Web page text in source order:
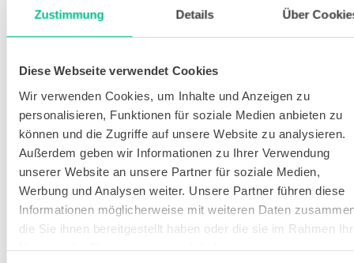
Zustimmung Details Über
Diese Webseite verwendet Cookies
Wir verwenden Cookies, um Inhalte und Anzeigen zu
personalisieren, Funktionen für soziale Medien anbieten zu
können und die Zugriffe auf unsere Website zu analysieren.
Außerdem geben wir Informationen zu Ihrer Verwendung
unserer Website an unsere Partner für soziale Medien,
Werbung und Analysen weiter. Unsere Partner führen diese
Informationen möglicherweise mit weiteren Daten
die Sie ihnen bereitgestellt haben oder die sie im Rahmen
relevant sind.
Selbstgesteuertes Lernen
Mitarbeitende selbstständig in neue
Themen ein. Das wirkt sich laut einer
Studie der University of Minnesota
positiv auf die Jobperformance und
sogar auf die Zufriedenheit im Beruf
aus.
Kosteneinsparungen: Durch
Selbstreguliertes Lernen lassen sich in